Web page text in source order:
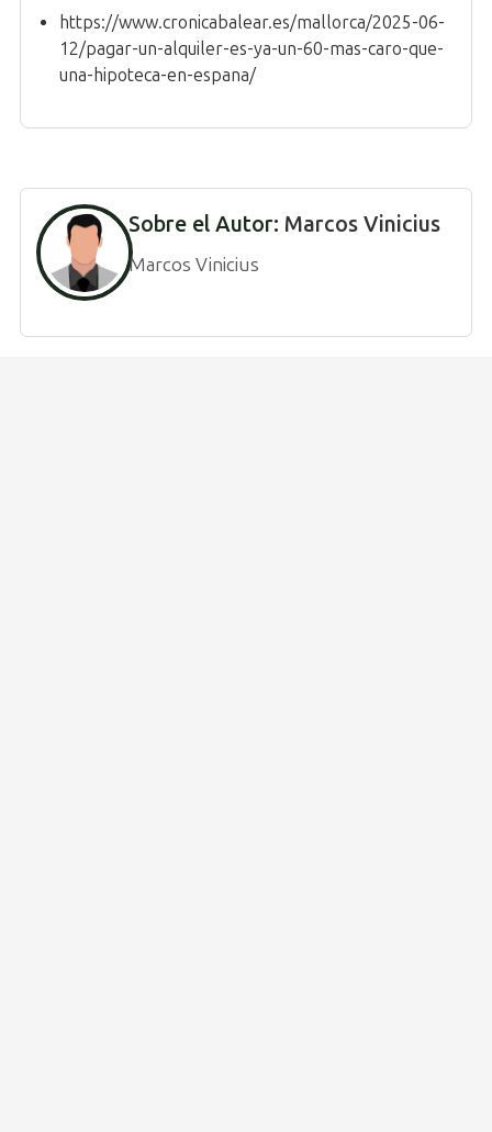
https://www.cronicabalear.es/mallorca/2025-06-
12/pagar-un-alquiler-es-ya-un-60-mas-caro-que-
una-hipoteca-en-espana/
Sobre el Autor: Marcos Vinicius
Marcos Vinicius